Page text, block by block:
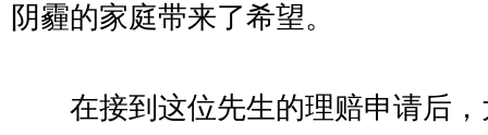
阴霾的家庭带来了希望。
在接到这位先生的理赔申请后，